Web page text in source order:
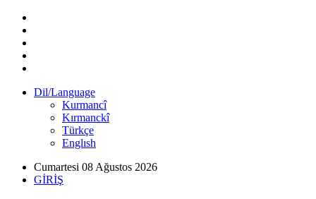
Dil/Language
Kurmancî
Kırmanckî
Türkçe
Englısh
Cumartesi 08 Ağustos 2026
GİRİŞ